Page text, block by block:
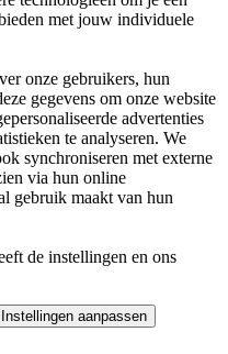
met jouw individuele
onze gebruikers, hun
gegevens om onze website
advertenties
te analyseren. We
synchroniseren met externe
via hun online
gebruik maakt van hun
de instellingen en ons
Instellingen aanpassen